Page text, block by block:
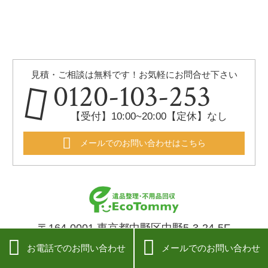
見積・ご相談は無料です！お気軽にお問合せ下さい
0120-103-253
【受付】10:00~20:00【定休】なし
メールでのお問い合わせはこちら
〒164-0001 東京都中野区中野5-3-24-5F
 お電話でのお問い合わせ  メールでのお問い合わせ